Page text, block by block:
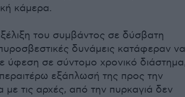
κάμερα.
του συμβάντος σε δύσβατη
δυνάμεις κατάφεραν να
ύφεση σε σύντομο χρονικό
εξάπλωσή της προς την
τις αρχές, από την πυρκαγιά δεν